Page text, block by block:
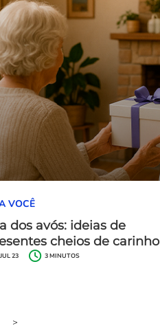
VOCÊ
dos avós: ideias de
cheios de carinho
JUL 23 3MINUTOS
>